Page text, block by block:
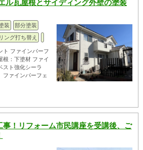
ル瓦屋根とサイディング外壁の塗装
装
部分塗装
ング打ち替え
ト ファインパーフ
：下塗材 ファイ
スト強化シーラ
ァインパーフェ
！リフォーム市民講座を受講後、ご